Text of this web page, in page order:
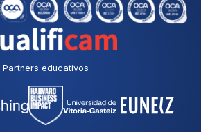
Partners educativos